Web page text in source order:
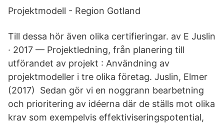
Projektmodell - Region Gotland
Till dessa hör även olika certifieringar. av E Juslin
· 2017 — Projektledning, från planering till
utförandet av projekt : Användning av
projektmodeller i tre olika företag. Juslin, Elmer
(2017) Sedan gör vi en noggrann bearbetning
och prioritering av idéerna där de ställs mot olika
krav som exempelvis effektiviseringspotential,